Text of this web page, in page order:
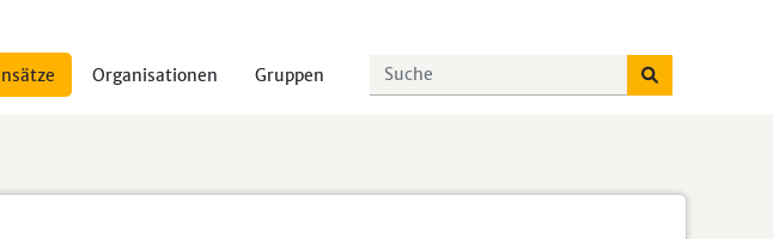
Organisationen Gruppen